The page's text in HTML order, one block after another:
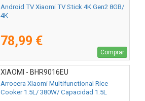
Android TV Xiaomi TV Stick 4K Gen2 8GB/
4K
78,99 €
Comprar
XIAOMI - BHR9016EU
Arrocera Xiaomi Multifunctional Rice
Cooker 1.5L/ 380W/ Capacidad 1.5L